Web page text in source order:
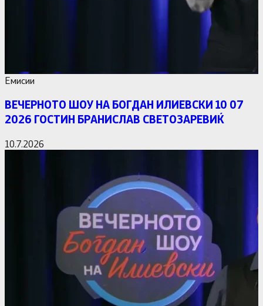
Емисии
ВЕЧЕРНОТО ШОУ НА БОГДАН ИЛИЕВСКИ 10 07
2026 ГОСТИН БРАНИСЛАВ СВЕТОЗАРЕВИЌ
10.7.2026